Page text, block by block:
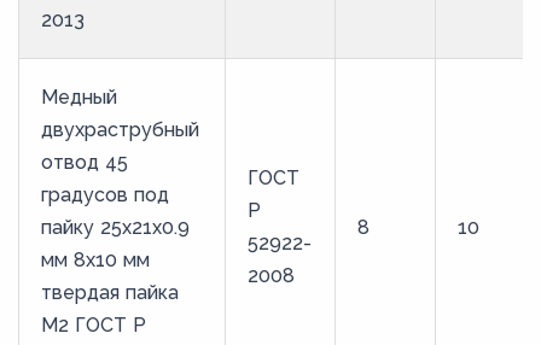
2013
Медный
двухраструбный
отвод 45
градусов под
пайку 25х21х0.9
мм 8х10 мм
твердая пайка
М2 ГОСТ Р
ГОСТ
Р
52922-
2008
8 10